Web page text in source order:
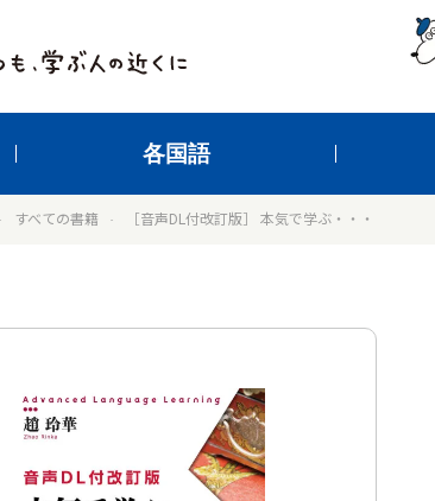
各国語
すべての書籍 ［音声DL付改訂版］ 本気で学ぶ・・・